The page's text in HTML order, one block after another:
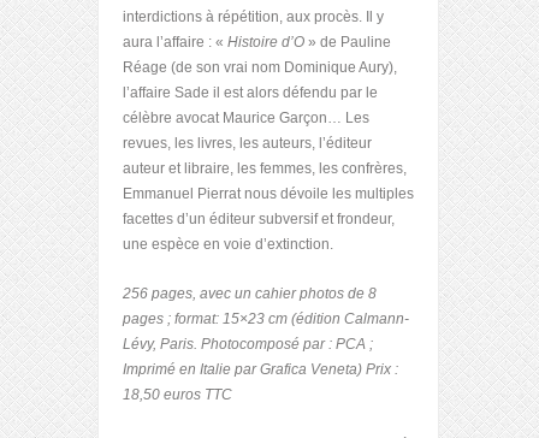
interdictions à répétition, aux procès. Il y
aura l’affaire : « Histoire d’O » de Pauline
Réage (de son vrai nom Dominique Aury),
l’affaire Sade il est alors défendu par le
célèbre avocat Maurice Garçon… Les
revues, les livres, les auteurs, l’éditeur
auteur et libraire, les femmes, les confrères,
Emmanuel Pierrat nous dévoile les multiples
facettes d’un éditeur subversif et frondeur,
une espèce en voie d’extinction.
256 pages, avec un cahier photos de 8
pages ; format: 15×23 cm (édition Calmann-
Lévy, Paris. Photocomposé par : PCA ;
Imprimé en Italie par Grafica Veneta) Prix :
18,50 euros TTC